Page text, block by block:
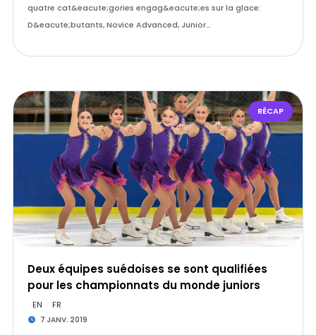
quatre cat&eacute;gories engag&eacute;es sur la glace:
D&eacute;butants, Novice Advanced, Junior…
RÉCAP
Deux équipes suédoises se sont qualifiées
pour les championnats du monde juniors
EN FR
7 JANV. 2019